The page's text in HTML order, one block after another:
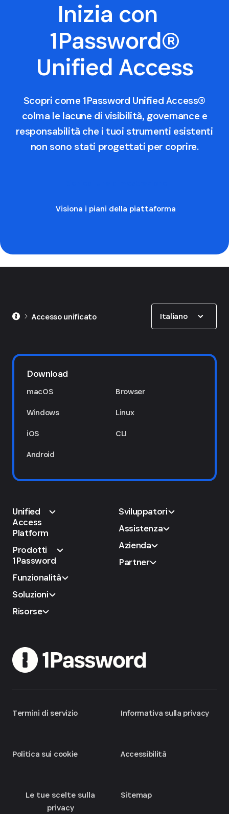
Inizia con
1Password®
Unified Access
Scopri come 1Password Unified Access®
colma le lacune di visibilità, governance e
responsabilità che i tuoi strumenti esistenti
non sono stati progettati per coprire.
Visiona i piani della piattaforma
Accesso unificato Italiano
Download
macOS
Windows
iOS
Android
Browser
Linux
CLI
Unified
Access
Platform
Prodotti
1Password
Funzionalità
Soluzioni
Risorse
Sviluppatori
Assistenza
Azienda
Partner
Termini di servizio
Politica sui cookie
Le tue scelte sulla
privacy
Informativa sulla privacy
Accessibilità
Sitemap